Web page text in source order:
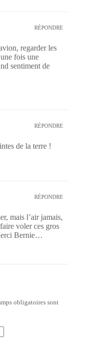
RÉPONDRE
regarder les
fois une
sentiment de
RÉPONDRE
de la terre !
RÉPONDRE
mais l’air jamais,
voler ces gros
Bernie…
obligatoires sont